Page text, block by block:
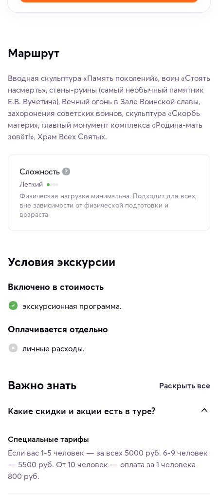
Маршрут
Вводная скульптура «Память поколений», воин «Стоять
насмерть», стены-руины (самый необычный памятник
Е.В. Вучетича), Вечный огонь в Зале Воинской славы,
захоронения советских воинов, скульптура «Скорбь
матери», главный монумент комплекса «Родина-мать
зовёт!», Храм Всех Святых.
Сложность
Легкий
Физическая нагрузка минимальна. Подходит для всех,
вне зависимости от физической подготовки и
возраста
Условия экскурсии
Включено в стоимость
экскурсионная программа.
Оплачивается отдельно
личные расходы.
Важно знать Раскрыть все
Какие скидки и акции есть в туре?
Специальные тарифы
Если вас 1-5 человек — за всех 5000 руб. 6-9 человек
— 5500 руб. От 10 человек — оплата за 1 человека
800 руб.